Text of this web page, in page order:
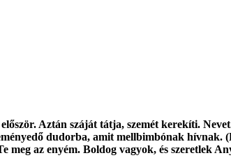
Aztán száját tátja, szemét kerekíti.
dudorba, amit mellbimbónak hívnak.
meg az enyém. Boldog vagyok, és szeretlek